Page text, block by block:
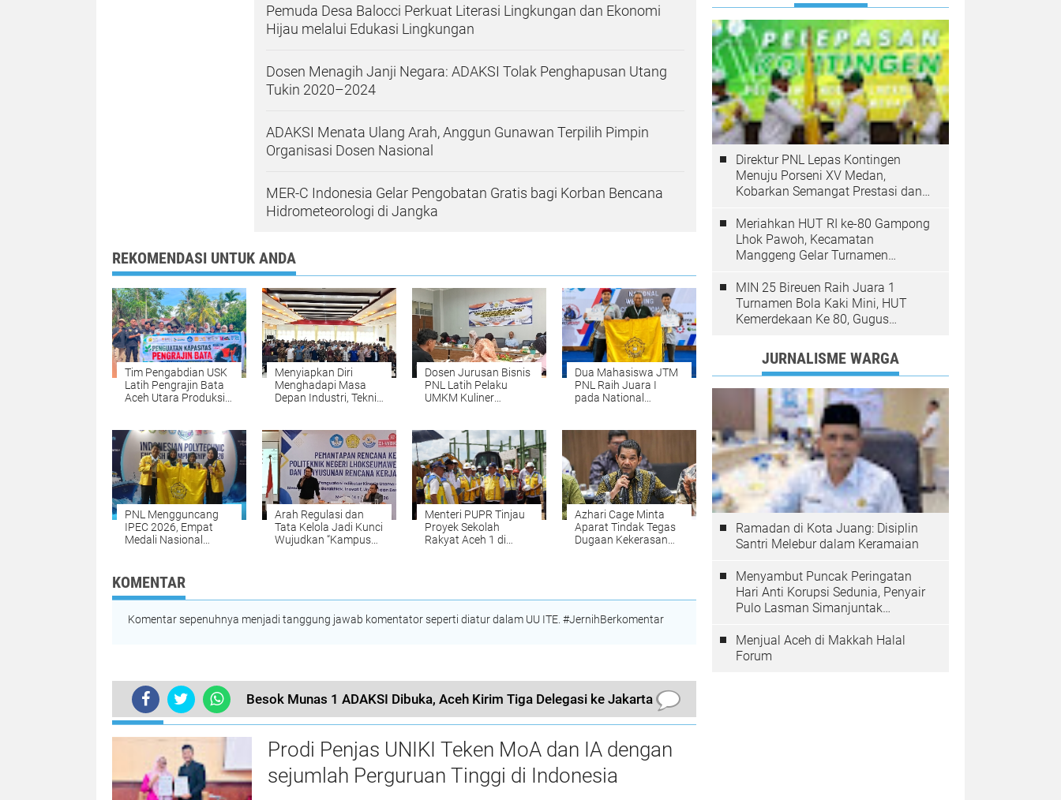
Pemuda Desa Balocci Perkuat Literasi Lingkungan dan Ekonomi
Hijau melalui Edukasi Lingkungan
Dosen Menagih Janji Negara: ADAKSI Tolak Penghapusan Utang
Tukin 2020–2024
ADAKSI Menata Ulang Arah, Anggun Gunawan Terpilih Pimpin
Organisasi Dosen Nasional
MER-C Indonesia Gelar Pengobatan Gratis bagi Korban Bencana
Hidrometeorologi di Jangka
REKOMENDASI UNTUK ANDA
Tim Pengabdian USK
Latih Pengrajin Bata
Aceh Utara Produksi
Lumpur Banjir
Menyiapkan Diri
Menghadapi Masa
Depan Industri, Teknik
Bersama Deputi
Operasi BPMA
Dosen Jurusan Bisnis
PNL Latih Pelaku
UMKM Kuliner
Dua Mahasiswa JTM
PNL Raih Juara I
pada National
Surabaya
PNL Mengguncang
IPEC 2026, Empat
Medali Nasional
Arah Regulasi dan
Tata Kelola Jadi Kunci
Wujudkan “Kampus
Menteri PUPR Tinjau
Proyek Sekolah
Rakyat Aceh 1 di
Azhari Cage Minta
Aparat Tindak Tegas
Dugaan Kekerasan
KOMENTAR
Komentar sepenuhnya menjadi tanggung jawab komentator seperti diatur dalam UU ITE. #JernihBerkomentar
Besok Munas 1 ADAKSI Dibuka, Aceh Kirim Tiga Delegasi ke Jakarta
TERKINI
Prodi Penjas UNIKI Teken MoA dan IA dengan
sejumlah Perguruan Tinggi di Indonesia
Direktur PNL Lepas Kontingen
Menuju Porseni XV Medan,
Kobarkan Semangat Prestasi dan
Meriahkan HUT RI ke-80 Gampong
Lhok Pawoh, Kecamatan
Manggeng Gelar Turnamen
MIN 25 Bireuen Raih Juara 1
Turnamen Bola Kaki Mini, HUT
Kemerdekaan Ke 80, Gugus
JURNALISME WARGA
Ramadan di Kota Juang: Disiplin
Santri Melebur dalam Keramaian
Menyambut Puncak Peringatan
Hari Anti Korupsi Sedunia, Penyair
Pulo Lasman Simanjuntak
Korupsi di Indonesia
Menjual Aceh di Makkah Halal
Forum